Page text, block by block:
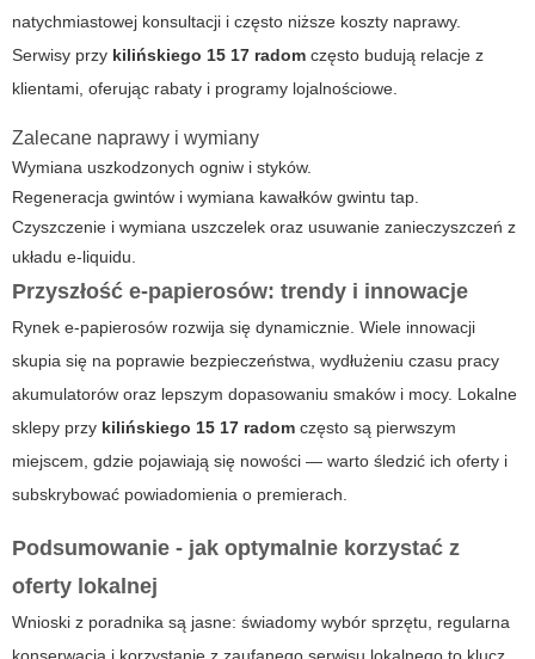
natychmiastowej konsultacji i często niższe koszty naprawy.
Serwisy przy kilińskiego 15 17 radom często budują relacje z
klientami, oferując rabaty i programy lojalnościowe.
Zalecane naprawy i wymiany
Wymiana uszkodzonych ogniw i styków.
Regeneracja gwintów i wymiana kawałków gwintu tap.
Czyszczenie i wymiana uszczelek oraz usuwanie zanieczyszczeń z
układu e-liquidu.
Przyszłość e-papierosów: trendy i innowacje
Rynek e-papierosów rozwija się dynamicznie. Wiele innowacji
skupia się na poprawie bezpieczeństwa, wydłużeniu czasu pracy
akumulatorów oraz lepszym dopasowaniu smaków i mocy. Lokalne
sklepy przy kilińskiego 15 17 radom często są pierwszym
miejscem, gdzie pojawiają się nowości — warto śledzić ich oferty i
subskrybować powiadomienia o premierach.
Podsumowanie - jak optymalnie korzystać z
oferty lokalnej
Wnioski z poradnika są jasne: świadomy wybór sprzętu, regularna